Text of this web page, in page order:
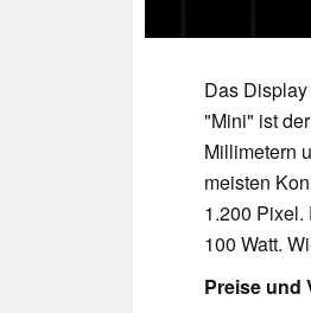
Das
"Mini" ist
Millimetern
meisten
1.200 Pixel.
100 Watt.
Preise und